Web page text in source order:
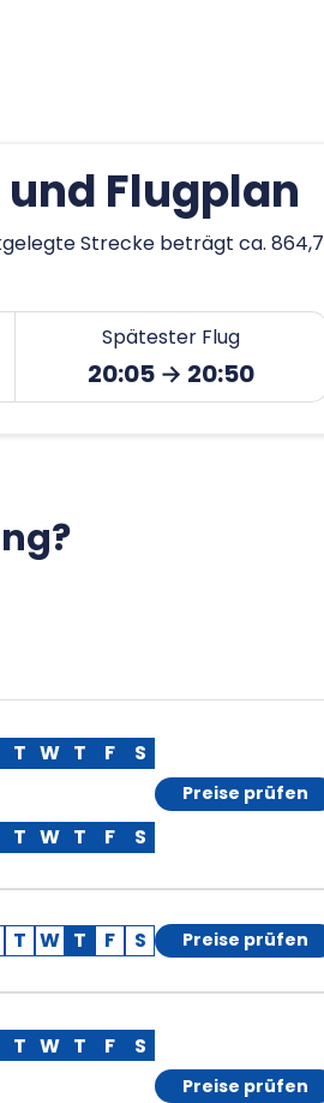
Flugplan
Strecke beträgt ca. 864,7
Spätester Flug
20:05 → 20:50
T W T F S
T W T F S
Preise prüfen
T W T F S Preise prüfen
T W T F S
Preise prüfen